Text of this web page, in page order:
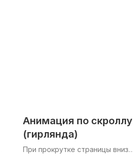
Анимация по скроллу
(гирлянда)
При прокрутке страницы вниз